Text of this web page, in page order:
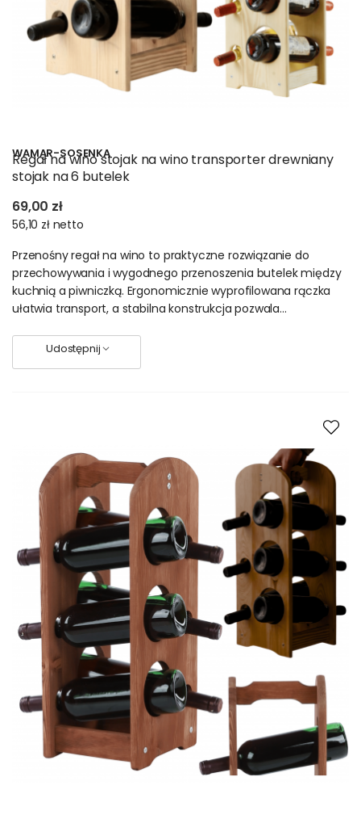
Każdy regał w naszej ofercie łączy praktyczność z
atrakcyjnym wyglądem. Dzięki temu organizacja przestrzeni
staje się prostsza, a wnętrza zyskują porządek i harmonię.
WAMAR-SOSENKA
Regał na wino stojak na wino transporter drewniany
stojak na 6 butelek
69,00 zł
56,10 zł netto
Przenośny regał na wino to praktyczne rozwiązanie do
przechowywania i wygodnego przenoszenia butelek między
kuchnią a piwniczką. Ergonomicznie wyprofilowana rączka
ułatwia transport, a stabilna konstrukcja pozwala...
Udostępnij